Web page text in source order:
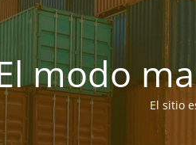
modo
El sitio